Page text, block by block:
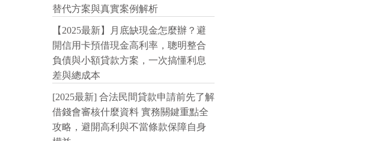
替代方案與真實案例解析
【2025最新】月底缺現金怎麼辦？避
開信用卡預借現金高利率，聰明整合
負債與小額貸款方案，一次搞懂利息
差與總成本
[2025最新] 合法民間貸款申請前先了解
借錢會審核什麼資料 實務關鍵重點全
攻略，避開高利與不當條款保障自身